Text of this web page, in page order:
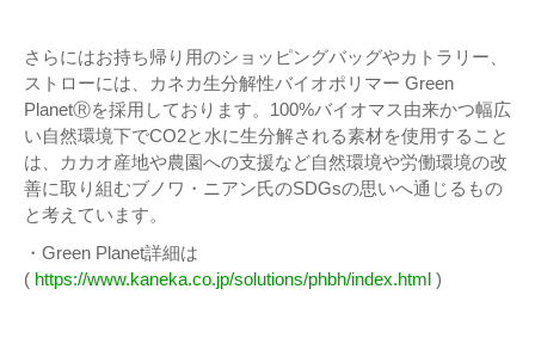
さらにはお持ち帰り用のショッピングバッグやカトラリー、
ストローには、カネカ生分解性バイオポリマー Green
PlanetⓇを採用しております。100%バイオマス由来かつ幅広
い自然環境下でCO2と水に生分解される素材を使用すること
は、カカオ産地や農園への支援など自然環境や労働環境の改
善に取り組むブノワ・ニアン氏のSDGsの思いへ通じるもの
と考えています。
・Green Planet詳細は
( https://www.kaneka.co.jp/solutions/phbh/index.html )